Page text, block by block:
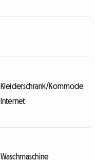
Kleiderschrank/Kommode
Internet
Waschmaschine